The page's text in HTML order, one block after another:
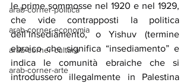
arab-corner-politica
arab-corner-economia
arab-corner-cultura
arab-corner-arte
le prime sommosse nel 1920 e nel 1929,
che vide contrapposti la politica
dell’insediamento, o Yishuv (termine
ebraico che significa “insediamento” e
indica le comunità ebraiche che si
introdussero illegalmente in Palestina